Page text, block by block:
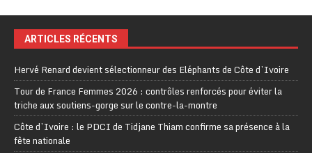
ARTICLES RÉCENTS
Hervé Renard devient sélectionneur des Eléphants de Côte d’Ivoire
Tour de France Femmes 2026 : contrôles renforcés pour éviter la
triche aux soutiens-gorge sur le contre-la-montre
Côte d’Ivoire : le PDCI de Tidjane Thiam confirme sa présence à la
fête nationale